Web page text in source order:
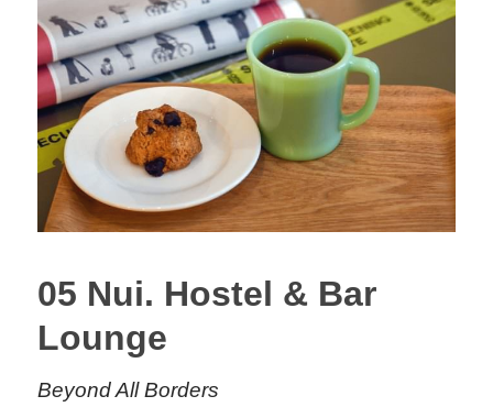
05 Nui. Hostel & Bar
Lounge
Beyond All Borders